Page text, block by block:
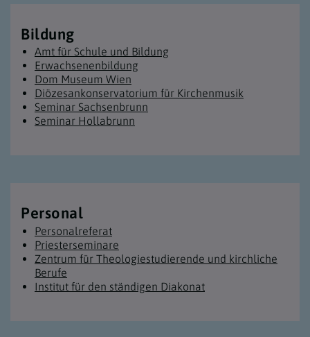
Bildung
Amt für Schule und Bildung
Erwachsenen­bildung
Dom Museum Wien
Diözesan­konservatorium für Kirchenmusik
Seminar Sachsenbrunn
Seminar Hollabrunn
Personal
Personalreferat
Priesterseminare
Zentrum für Theologiestudierende und kirchliche
Berufe
Institut für den ständigen Diakonat